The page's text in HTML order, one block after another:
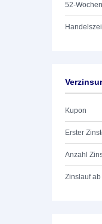
52-
Kupon
Erster
Anzahl
Zinslauf ab